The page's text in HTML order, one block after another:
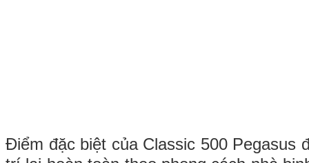
Điểm đặc biệt của Classic 500 Pegasus